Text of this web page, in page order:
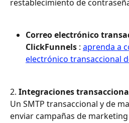
restablecimiento de
Correo electrónico
ClickFunnels : aprenda a
electrónico transaccional
2. Integraciones
Un SMTP transaccional y de
enviar campañas de